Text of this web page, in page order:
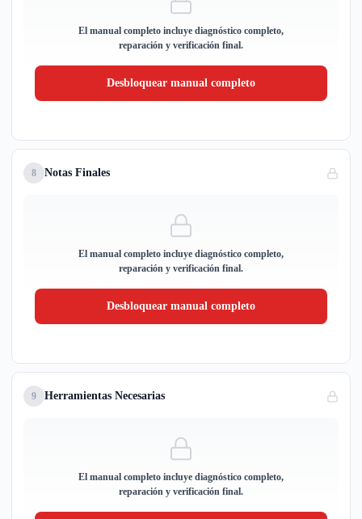
El manual completo incluye diagnóstico completo,
reparación y verificación final.
Desbloquear manual completo
8 Notas Finales
El manual completo incluye diagnóstico completo,
reparación y verificación final.
Desbloquear manual completo
9 Herramientas Necesarias
El manual completo incluye diagnóstico completo,
reparación y verificación final.